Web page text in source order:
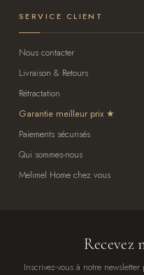
SERVICE CLIENT
Nous contacter
Livraison & Retours
Rétractation
Garantie meilleur prix
Paiements sécurisés
Qui sommes-nous
Melimel Home chez vous
Recevez
Inscrivez-vous à notre